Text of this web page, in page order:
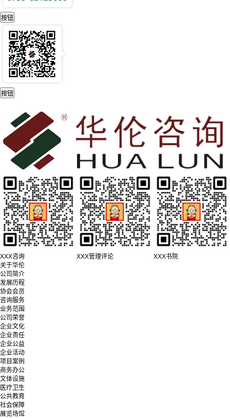
XXX咨询 XXX管理评论
XXX书院
关于华伦
公司简介
发展历程
协会会员
咨询服务
业务范围
公司荣誉
企业文化
企业责任
企业公益
企业活动
项目案例
商务办公
文体设施
医疗卫生
公共教育
社会保障
展览场馆